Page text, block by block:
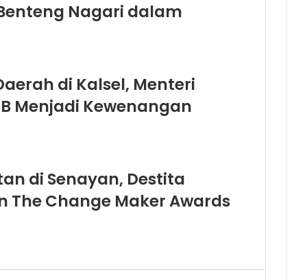
Nagari dalam
di Kalsel, Menteri
Menjadi Kewenangan
di Senayan, Destita
The Change Maker Awards